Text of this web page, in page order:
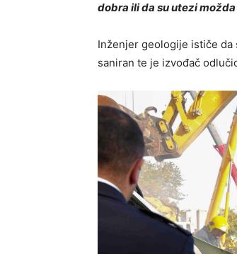
dobra ili da su utezi
Inženjer geologije ističe da
saniran te je izvođač